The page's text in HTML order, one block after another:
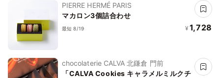
PIERRE HERMÉ PARIS
マカロン3個詰合わせ
最短 8/19 ¥ 1,728
chocolaterie CALVA 北鎌倉 門前
「CALVA Cookies キャラメルミルクチ